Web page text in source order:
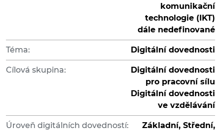
komunikační
technologie (IKT)
dále nedefinované
Téma: Digitální dovednosti
Cílová skupina:
Digitální dovednosti
pro pracovní sílu
Digitální dovednosti
ve vzdělávání
Úroveň digitálních dovedností:
Základní, Střední,